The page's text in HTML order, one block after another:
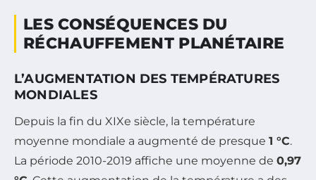
LES CONSÉQUENCES DU
RÉCHAUFFEMENT PLANÉTAIRE
L’AUGMENTATION DES TEMPÉRATURES
MONDIALES
Depuis la fin du XIXe siècle, la température
moyenne mondiale a augmenté de presque 1 °C.
La période 2010-2019 affiche une moyenne de 0,97